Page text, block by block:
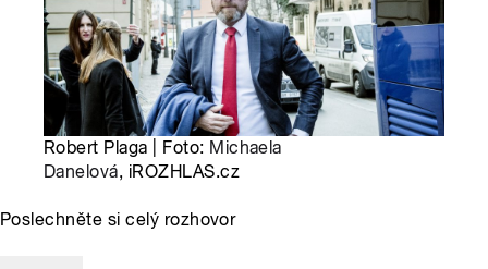
Robert Plaga | Foto: Michaela
Danelová, iROZHLAS.cz
Poslechněte si celý rozhovor